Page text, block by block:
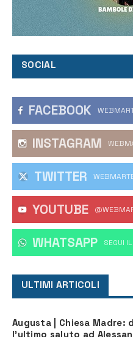
SOCIAL
FACEBOOK
INSTAGRAM
TWITTER
YOUTUBE
WHATSAPP ‎SEGUI
ULTIMI ARTICOLI
Augusta | Chiesa Madre:
l’ultimo saluto ad